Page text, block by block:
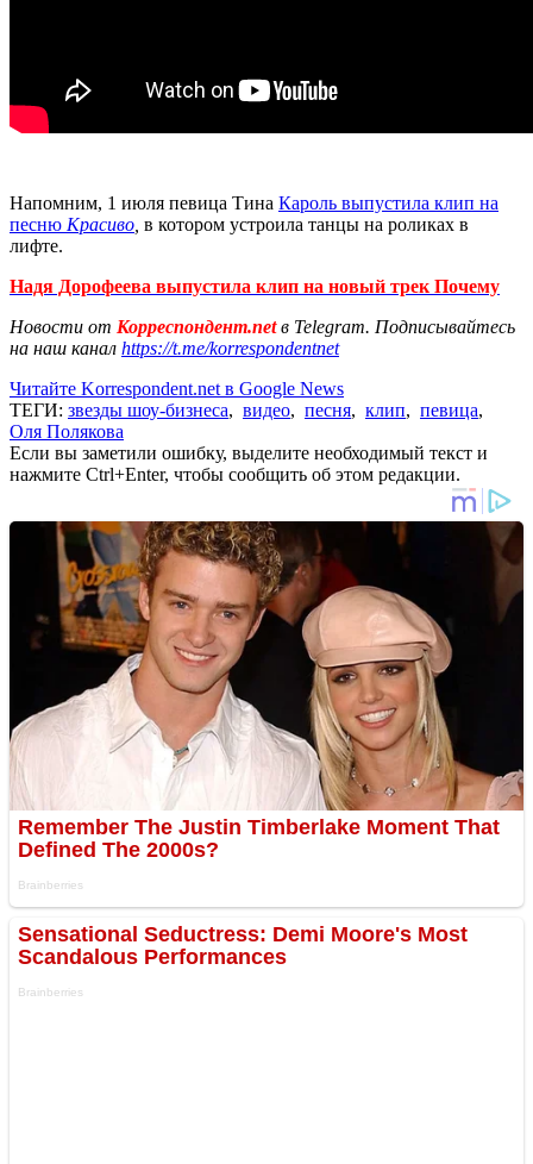
Напомним, 1 июля певица Тина Кароль выпустила клип на
песню Красиво в котором устроила танцы на роликах в
лифте.
Надя Дорофеева выпустила клип на новый трек Почему
Новости от Корреспондент.netв Telegram. Подписывайтесь
на наш канал https://t.me/korrespondentnet
Читайте Korrespondent.net в Google News
ТЕГИ: звезды шоу-бизнеса, видео, песня, клип, певица,
Оля Полякова
Если вы заметили ошибку, выделите необходимый текст и
нажмите Ctrl+Enter, чтобы сообщить об этом редакции.